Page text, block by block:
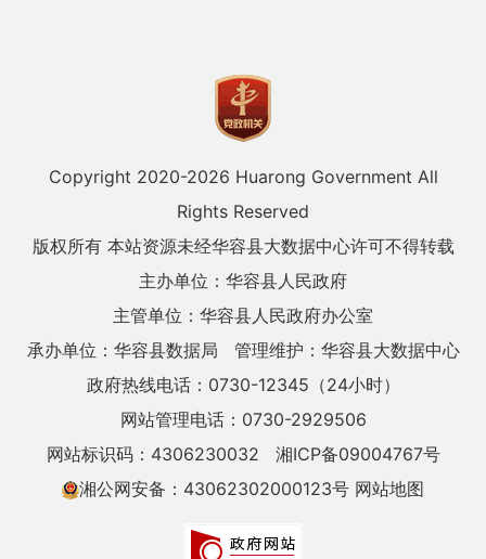
Copyright 2020-2026 Huarong Government All
Rights Reserved
版权所有 本站资源未经华容县大数据中心许可不得转载
主办单位：华容县人民政府
主管单位：华容县人民政府办公室
承办单位：华容县数据局
管理维护：华容县大数据中心
政府热线电话：0730-12345（24小时）
网站管理电话：0730-2929506
网站标识码：4306230032
湘ICP备09004767号
湘公网安备：43062302000123号 网站地图